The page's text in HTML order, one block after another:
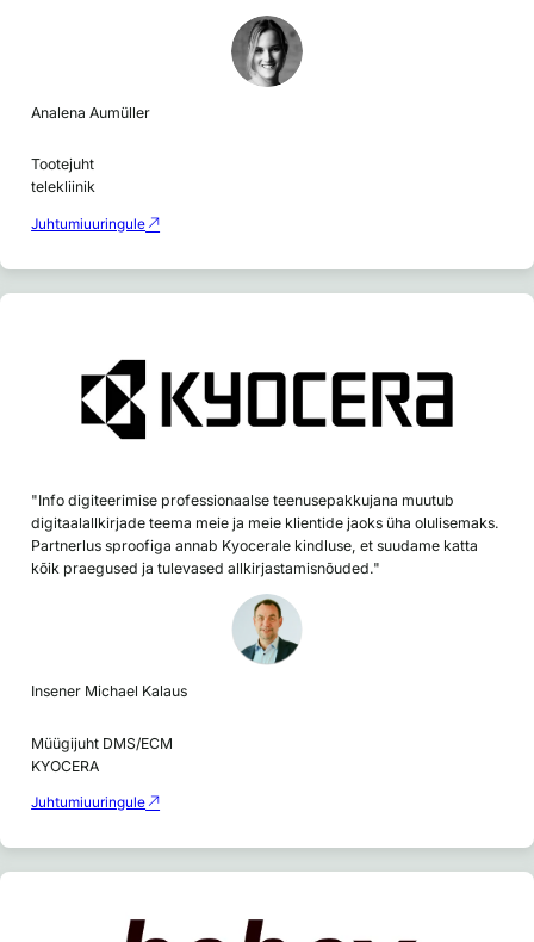
Analena Aumüller
Tootejuht
telekliinik
Juhtumiuuringule
"Info digiteerimise professionaalse teenusepakkujana muutub
digitaalallkirjade teema meie ja meie klientide jaoks üha olulisemaks.
Partnerlus sproofiga annab Kyocerale kindluse, et suudame katta
kõik praegused ja tulevased allkirjastamisnõuded."
Insener Michael Kalaus
Müügijuht DMS/ECM
KYOCERA
Juhtumiuuringule